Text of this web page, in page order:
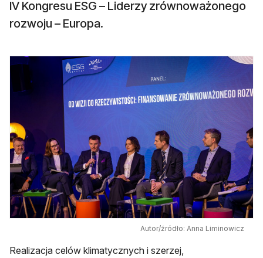
IV Kongresu ESG – Liderzy zrównoważonego
rozwoju – Europa.
Autor/źródło: Anna Liminowicz
Realizacja celów klimatycznych i szerzej,